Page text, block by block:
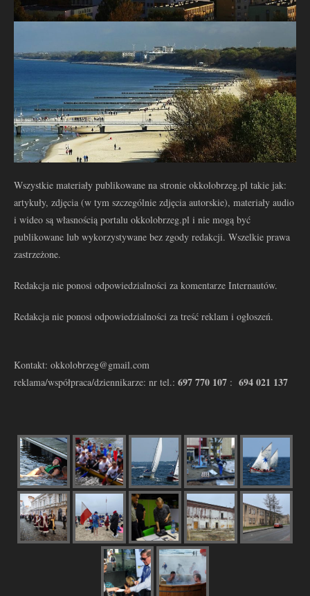
Wszystkie materiały publikowane na stronie okkolobrzeg.pl takie jak:
artykuły, zdjęcia (w tym szczególnie zdjęcia autorskie), materiały audio
i wideo są własnością portalu okkolobrzeg.pl i nie mogą być
publikowane lub wykorzystywane bez zgody redakcji. Wszelkie prawa
zastrzeżone.
Redakcja nie ponosi odpowiedzialności za komentarze Internautów.
Redakcja nie ponosi odpowiedzialności za treść reklam i ogłoszeń.
Kontakt: okkolobrzeg@gmail.com
reklama/współpraca/dziennikarze: nr tel.: 697 770 107 : 694 021 137